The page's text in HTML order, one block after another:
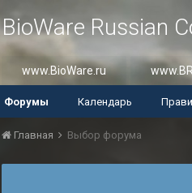
BioWare Russian
www.BioWare.ru
Форумы Календарь
Главная Выбор форума